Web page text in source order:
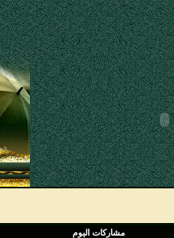
مشاركات اليوم